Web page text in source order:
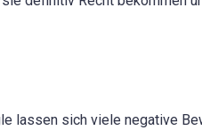
lassen sich viele negative